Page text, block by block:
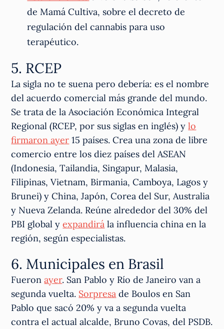
de Mamá Cultiva, sobre el decreto de
regulación del cannabis para uso
terapéutico.
5. RCEP
La sigla no te suena pero debería: es el nombre
del acuerdo comercial más grande del mundo.
Se trata de la Asociación Económica Integral
Regional (RCEP, por sus siglas en inglés) ylo
firmaron ayer 15 países. Crea una zona de libre
comercio entre los diez países del ASEAN
(Indonesia, Tailandia, Singapur, Malasia,
Filipinas, Vietnam, Birmania, Camboya, Lagos y
Brunei) y China, Japón, Corea del Sur, Australia
y Nueva Zelanda. Reúne alrededor del 30% del
PBI global yexpandirá la influencia china en la
región, según especialistas.
6. Municipales en Brasil
Fueronayer. San Pablo y Río de Janeiro van a
segunda vuelta. Sorpresa de Boulos en San
Pablo que sacó 20% y va a segunda vuelta
contra el actual alcalde, Bruno Covas, del PSDB.